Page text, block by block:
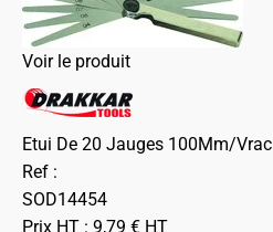
Voir le produit
Etui De 20 Jauges 100Mm/Vrac
Ref :
SOD14454
Prix HT : 9,79 € HT